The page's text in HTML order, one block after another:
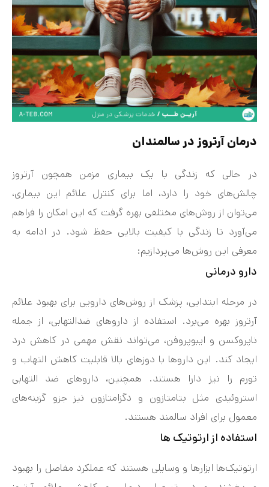
درمان آرتروز در سالمندان
در حالی که زندگی با یک بیماری مزمن همچون آرتروز
چالش‌های خود را دارد، اما برای کنترل علائم این بیماری،
می‌توان از روش‌های مختلفی بهره گرفت که این امکان را فراهم
می‌آورد تا زندگی با کیفیت بالایی حفظ شود. در ادامه به
معرفی این روش‌ها می‌پردازیم:
دارو درمانی
در مرحله ابتدایی، پزشک از روش‌های دارویی برای بهبود علائم
آرتروز بهره می‌برد. استفاده از داروهای ضدالتهابی، از جمله
ناپروکسن و ایبوپروفن، می‌تواند نقش مهمی در کاهش درد
ایجاد کند. این داروها با دوزهای بالا قابلیت کاهش التهاب و
تورم را نیز دارا هستند. همچنین، داروهای ضد التهابی
استروئیدی مثل بتامتازون و دگزامتازون نیز جزو گزینه‌های
معمول برای افراد سالمند هستند.
استفاده از ارتوتیک‌ ها
ارتوتیک‌ها ابزارها و وسایلی هستند که عملکرد مفاصل را بهبود